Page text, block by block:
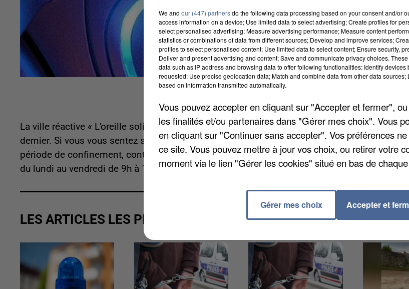
La ville réactive « L'oreille solidaire », le dispositif d'écoute et d'accompagnement lancé en
dernier. Si vous vous sentez seul(e) et que vous avez besoin d'un soutien, d'une écoute
période de confinement, contactez le 0800 88 11 82. Ce numéro vert est ouvert
du lundi au vendredi de 9h à 12h et de 14h à 16h.
LES ARTICLES LES PLUS VUS
We and our (447) partnersdo the following data processing based on your consent and/or
access information on a device; Use limited data to select advertising; Create profiles for
select personalised advertising; Measure advertising performance; Measure content
statistics or combinations of data from different sources; Develop and improve services;
profiles to select personalised content; Use limited data to select content; Ensure security,
Deliver and present advertising and content; Save and communicate privacy choices.
data such as IP address and browsing data to offer following functionalities: Identify
requested; Use precise geolocation data; Match and combine data from other data
based on information transmitted automatically.
Vous pouvez accepter en cliquant sur "Accepter et fermer",
les finalités et/ou partenaires dans "Gérer mes choix". Vous
en cliquant sur "Continuer sans accepter". Vos préférences
ce site. Vous pouvez mettre à jour vos choix, ou retirer votre
moment via le lien "Gérer les cookies" situé en bas de
Gérer mes choix Accepter et